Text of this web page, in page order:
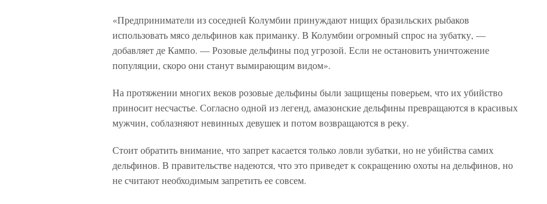
«Предприниматели из соседней Колумбии принуждают нищих бразильских рыбаков
использовать мясо дельфинов как приманку. В Колумбии огромный спрос на зубатку, —
добавляет де Кампо. — Розовые дельфины под угрозой. Если не остановить уничтожение
популяции, скоро они станут вымирающим видом».
На протяжении многих веков розовые дельфины были защищены поверьем, что их убийство
приносит несчастье. Согласно одной из легенд, амазонские дельфины превращаются в красивых
мужчин, соблазняют невинных девушек и потом возвращаются в реку.
Стоит обратить внимание, что запрет касается только ловли зубатки, но не убийства самих
дельфинов. В правительстве надеются, что это приведет к сокращению охоты на дельфинов, но
не считают необходимым запретить ее совсем.